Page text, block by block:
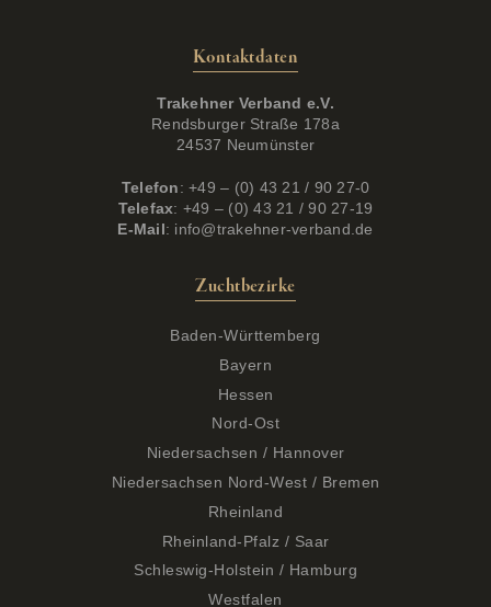
Kontaktdaten
Trakehner Verband e.V.
Rendsburger Straße 178a
24537 Neumünster
Telefon: +49 – (0) 43 21 / 90 27-0
Telefax: +49 – (0) 43 21 / 90 27-19
E-Mail: info@trakehner-verband.de
Zuchtbezirke
Baden-Württemberg
Bayern
Hessen
Nord-Ost
Niedersachsen / Hannover
Niedersachsen Nord-West / Bremen
Rheinland
Rheinland-Pfalz / Saar
Schleswig-Holstein / Hamburg
Westfalen